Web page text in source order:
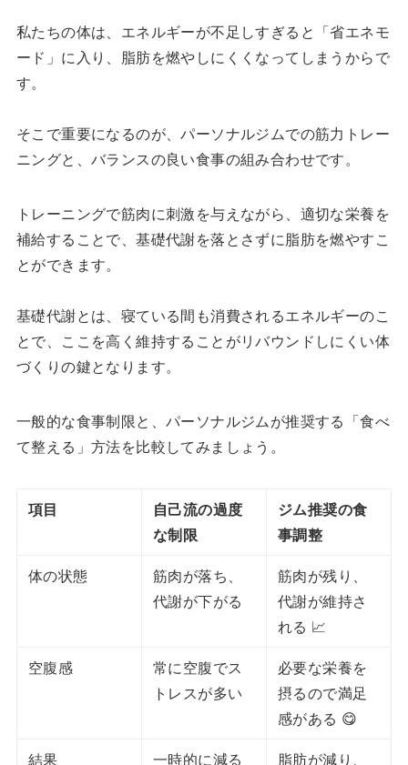
私たちの体は、エネルギーが不足しすぎると「省エネモ
ード」に入り、脂肪を燃やしにくくなってしまうからで
す。
そこで重要になるのが、パーソナルジムでの筋力トレー
ニングと、バランスの良い食事の組み合わせです。
トレーニングで筋肉に刺激を与えながら、適切な栄養を
補給することで、基礎代謝を落とさずに脂肪を燃やすこ
とができます。
基礎代謝とは、寝ている間も消費されるエネルギーのこ
とで、ここを高く維持することがリバウンドしにくい体
づくりの鍵となります。
一般的な食事制限と、パーソナルジムが推奨する「食べ
て整える」方法を比較してみましょう。
項目
自己流の過度
な制限
ジム推奨の食
事調整
体の状態
筋肉が落ち、
代謝が下がる
筋肉が残り、
代謝が維持さ
れる 📈
空腹感
常に空腹でス
トレスが多い
必要な栄養を
摂るので満足
感がある 😋
結果
一時的に減る
脂肪が減り、